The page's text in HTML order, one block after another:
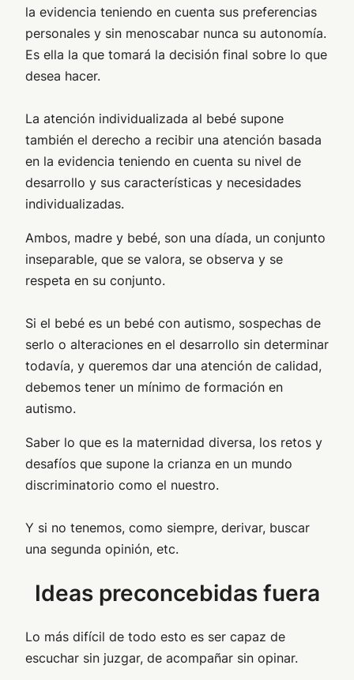
la evidencia teniendo en cuenta sus preferencias
personales y sin menoscabar nunca su autonomía.
Es ella la que tomará la decisión final sobre lo que
desea hacer.
La atención individualizada al bebé supone
también el derecho a recibir una atención basada
en la evidencia teniendo en cuenta su nivel de
desarrollo y sus características y necesidades
individualizadas.
Ambos, madre y bebé, son una díada, un conjunto
inseparable, que se valora, se observa y se
respeta en su conjunto.
Si el bebé es un bebé con autismo, sospechas de
serlo o alteraciones en el desarrollo sin determinar
todavía, y queremos dar una atención de calidad,
debemos tener un mínimo de formación en
autismo.
Saber lo que es la maternidad diversa, los retos y
desafíos que supone la crianza en un mundo
discriminatorio como el nuestro.
Y si no tenemos, como siempre, derivar, buscar
una segunda opinión, etc.
Ideas preconcebidas fuera
Lo más difícil de todo esto es ser capaz de
escuchar sin juzgar, de acompañar sin opinar.